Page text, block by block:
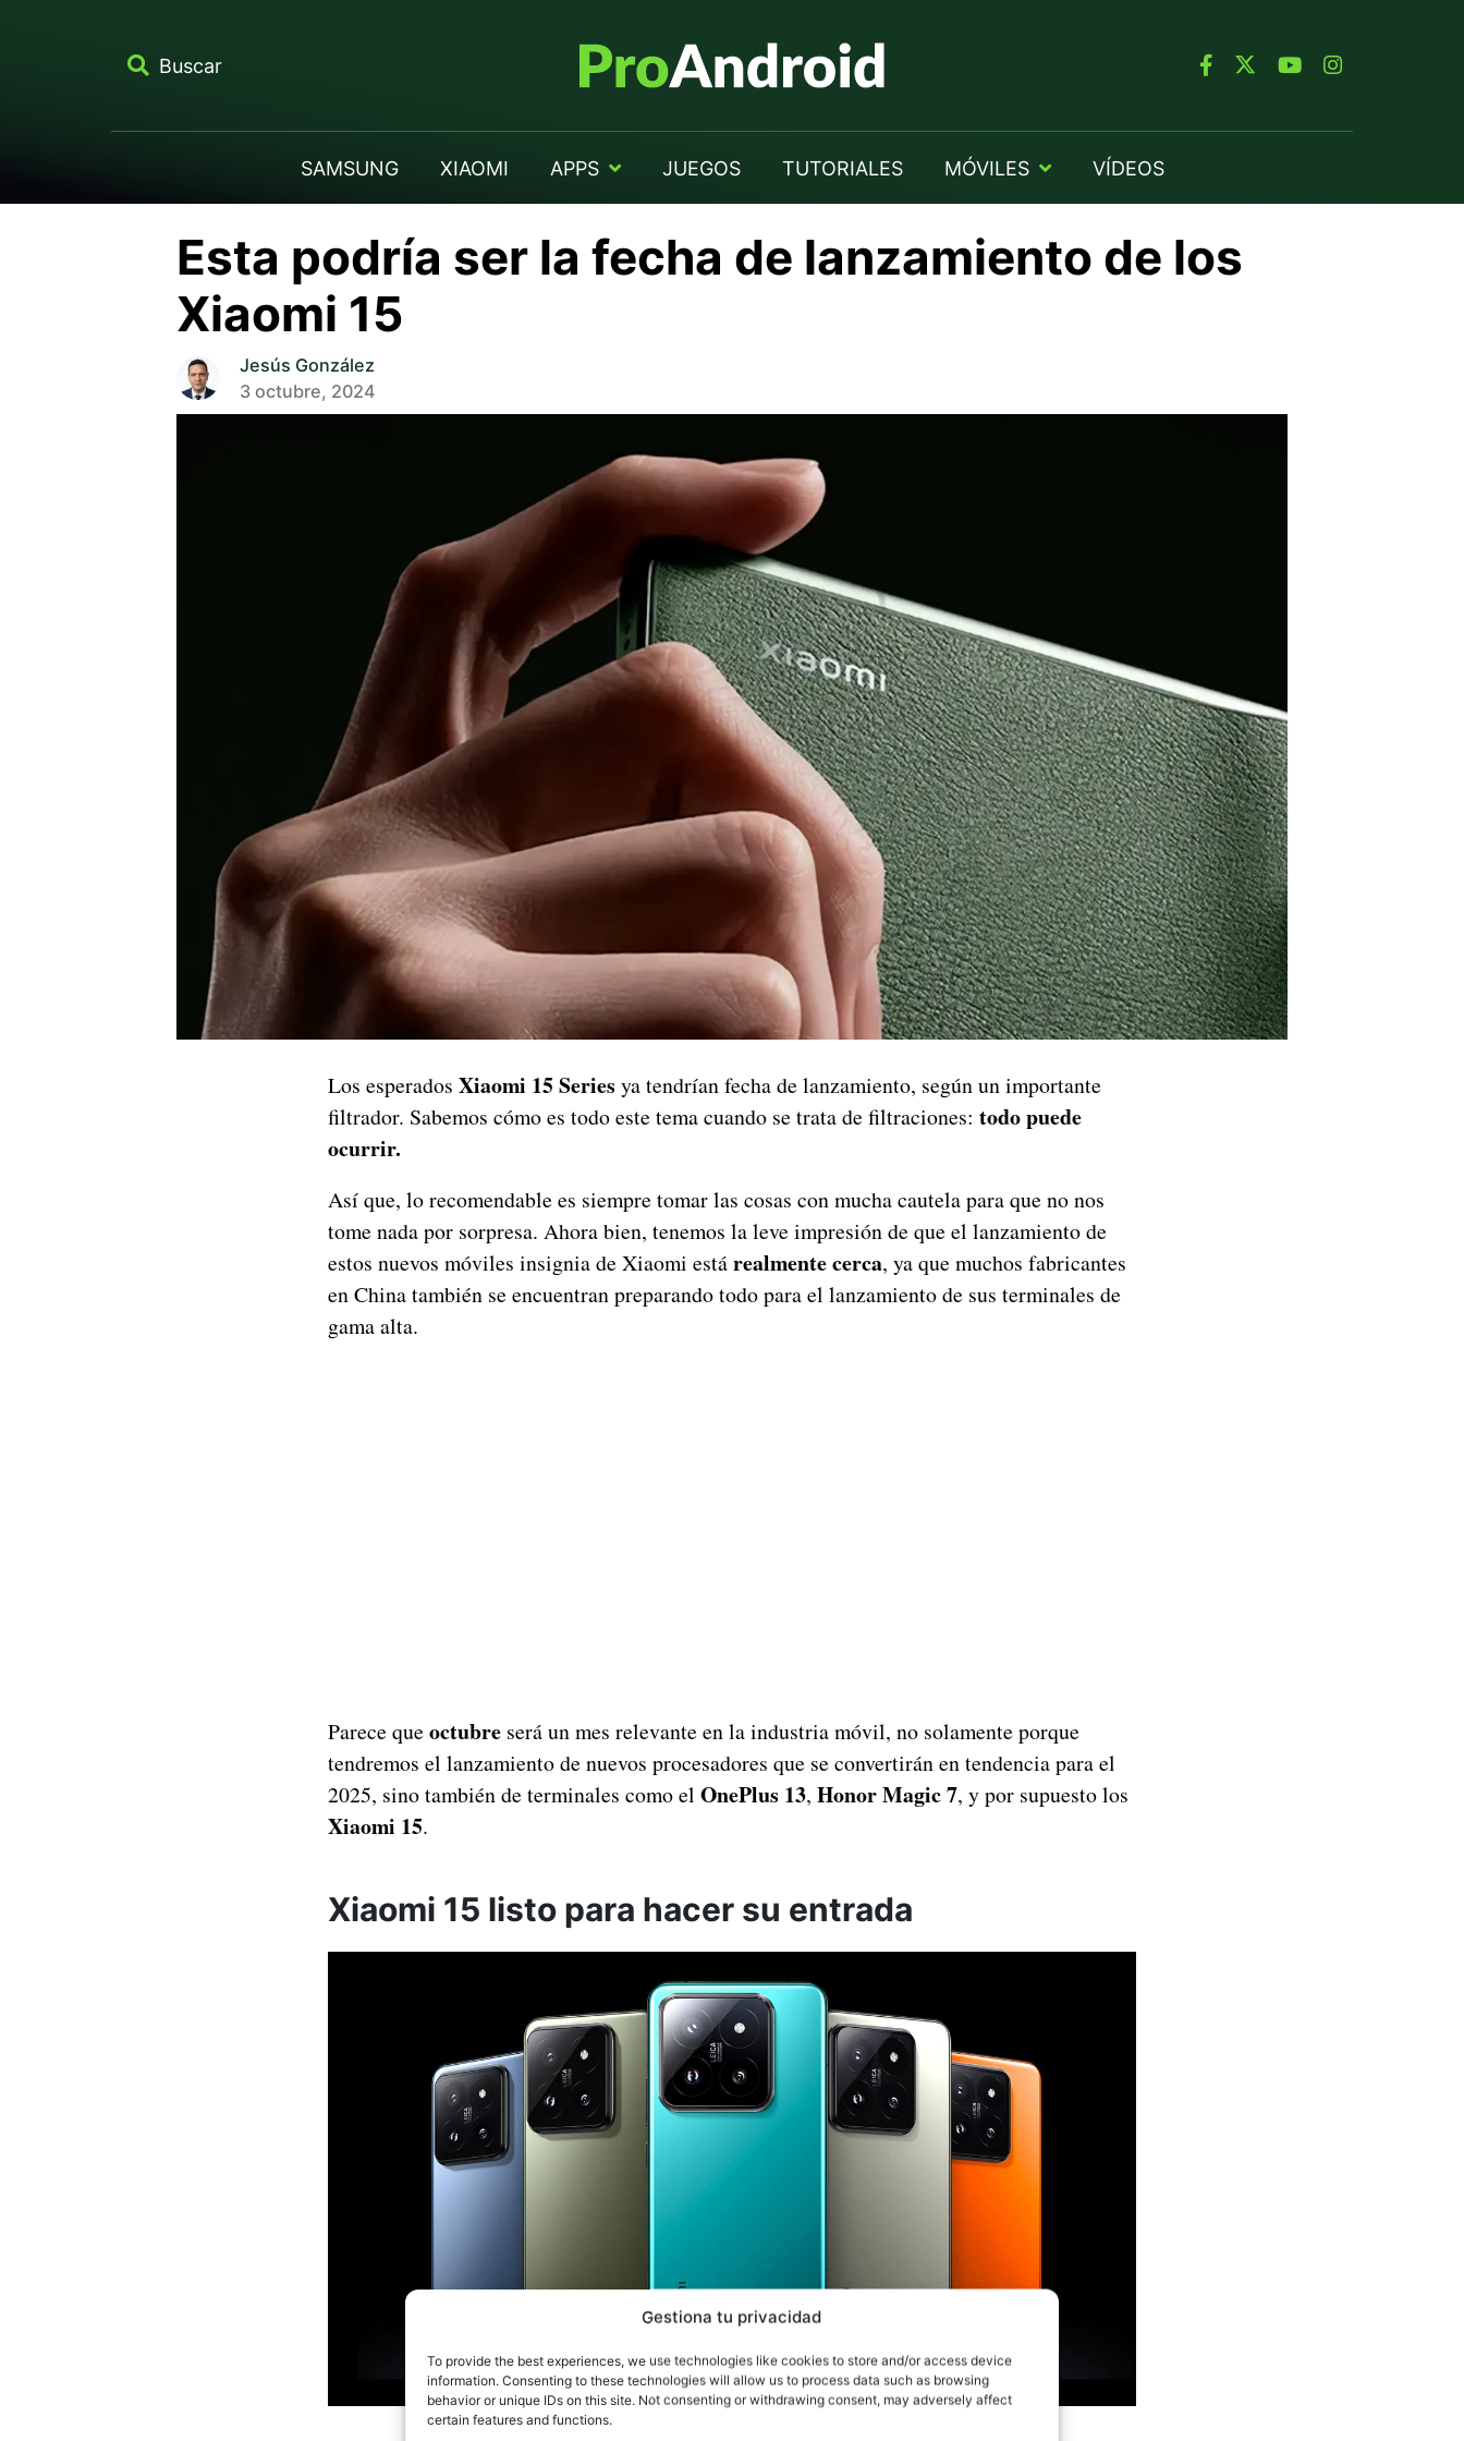
Gestiona tu privacidad
To provide the best experiences, we use technologies like cookies to store and/or access device
information. Consenting to these technologies will allow us to process data such as browsing
behavior or unique IDs on this site. Not consenting or withdrawing consent, may adversely affect
certain features and functions.
Buscar
SAMSUNG XIAOMI APPS JUEGOS TUTORIALES MÓVILES VÍDEOS
Esta podría ser la fecha de lanzamiento de los
Xiaomi 15
Jesús González
3 octubre, 2024
Los esperados Xiaomi 15 Series ya tendrían fecha de lanzamiento, según un importante
filtrador. Sabemos cómo es todo este tema cuando se trata de filtraciones: todo puede
ocurrir.
Así que, lo recomendable es siempre tomar las cosas con mucha cautela para que no nos
tome nada por sorpresa. Ahora bien, tenemos la leve impresión de que el lanzamiento de
estos nuevos móviles insignia de Xiaomi estárealmente cerca, ya que muchos fabricantes
en China también se encuentran preparando todo para el lanzamiento de sus terminales de
gama alta.
Parece que octubre será un mes relevante en la industria móvil, no solamente porque
tendremos el lanzamiento de nuevos procesadores que se convertirán en tendencia para el
2025, sino también de terminales como el OnePlus 13, Honor Magic 7, y por supuesto los
Xiaomi 15.
Xiaomi 15 listo para hacer su entrada